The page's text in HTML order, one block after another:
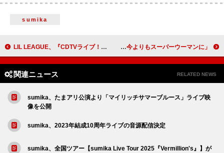
sumika
LIL LEAGUE、『CDTVライブ！ライブ！』でも披露した「Lollipop」のライブ映像公開 井上苑子「自然なわたし」で駆け抜けた活休前ラストツアー【10年前は高校生。大人になったね】完全ライブレポ解禁！ 再会の約束も「今よりもスーパーウーマンに」
関連ニュース RELATED NEWS
sumika、たまアリ公演より「マイリッチサマーブルース」ライブ映
像を公開
sumika、2023年結成10周年ライブの音源配信決定
sumika、全国ツアー【sumika Live Tour 2025『Vermillion's』】が